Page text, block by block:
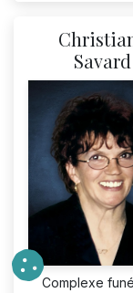
Savard
Complexe